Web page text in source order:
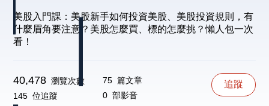
美股入門課：美股新手如何投資美股、美股投資規則，有
什麼眉角要注意？美股怎麼買、標的怎麼挑？懶人包一次
看！
40,478 瀏覽次數
145 位追蹤
75 篇文章
0 部影音
追蹤